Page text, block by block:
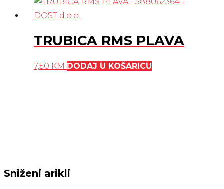
TRUBICA RMS PLAVA
7,50 KM DODAJ U KOŠARICU
Sniženi arikli